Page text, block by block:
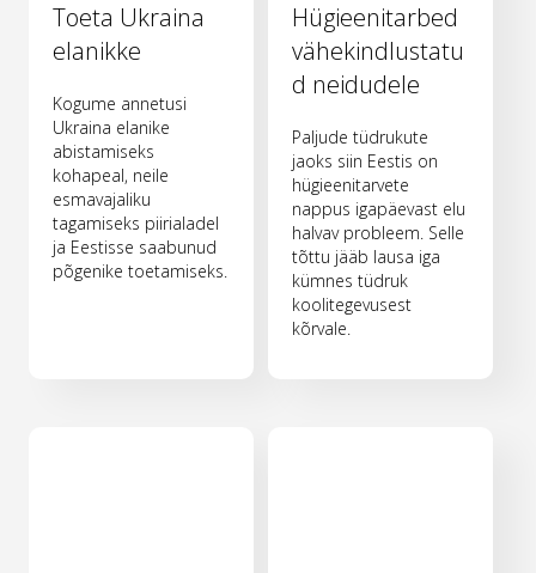
Toeta Ukraina
elanikke
Kogume annetusi
Ukraina elanike
abistamiseks
kohapeal, neile
esmavajaliku
tagamiseks piirialadel
ja Eestisse saabunud
põgenike toetamiseks.
Hügieenitarbed
vähekindlustatu
d neidudele
Paljude tüdrukute
jaoks siin Eestis on
hügieenitarvete
nappus igapäevast elu
halvav probleem. Selle
tõttu jääb lausa iga
kümnes tüdruk
koolitegevusest
kõrvale.